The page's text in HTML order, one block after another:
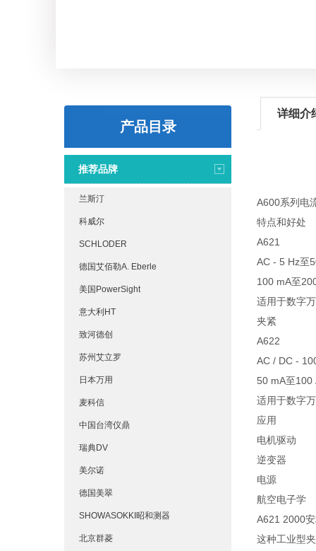
产品目录
推荐品牌
兰斯汀
科威尔
SCHLODER
德国艾佰勒A. Eberle
美国PowerSight
意大利HT
致河德创
苏州艾立罗
日本万用
麦科信
中国台湾仪鼎
瑞典DV
美尔诺
德国美翠
SHOWASOKKI昭和测器
北京群菱
详细介
A600系列电
特点和好处
A621
AC - 5 Hz至
100 mA至
适用于数字
夹紧
A622
AC / DC -
50 mA至100
适用于数字
应用
电机驱动
逆变器
电源
航空电子学
A621 2000
这种工业型